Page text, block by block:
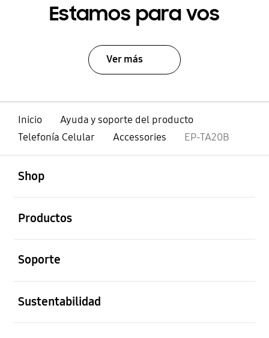
Estamos para vos
Ver más
Inicio
Ayuda y soporte del producto
Telefonía Celular
Accessories EP-TA20B
Shop
Productos
Soporte
Sustentabilidad